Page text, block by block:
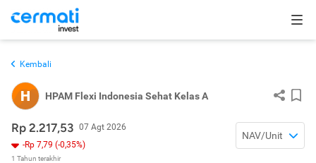
Kembali
H HPAM Flexi Indonesia Sehat Kelas A
Rp 2.217,53 07 Agt 2026
-Rp 7,79 (-0,35%)
1 Tahun terakhir
NAV/Unit